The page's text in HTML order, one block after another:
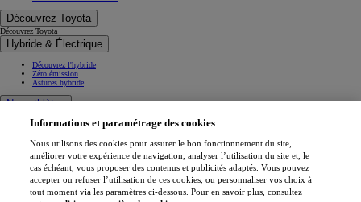
Découvrez Toyota
Découvrez Toyota
Hybride & Électrique
Découvrez l'hybride
Zéro émission
Astuces hybride
Nos athlètes
Projets de mobilité
Toyota Gazoo Racing
Toyota GR Sport
Dakar Rally
WRC - Championnat du monde des rallyes
Informations et paramétrage des cookies
Nous utilisons des cookies pour assurer le bon fonctionnement du site,
améliorer votre expérience de navigation, analyser l’utilisation du site et, le
cas échéant, vous proposer des contenus et publicités adaptés. Vous pouvez
accepter ou refuser l’utilisation de ces cookies, ou personnaliser vos choix à
tout moment via les paramètres ci-dessous. Pour en savoir plus, consultez